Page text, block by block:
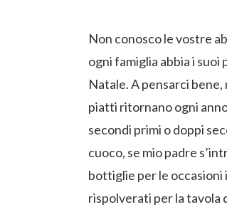
Non conosco le vostre
ogni famiglia abbia i
Natale. A pensarci
piatti ritornano ogni
secondi primi o doppi
cuoco, se mio padre
bottiglie per le occasioni
rispolverati per la tavola